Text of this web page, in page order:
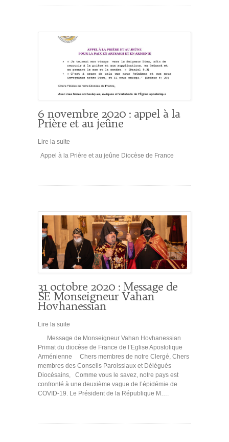
6 novembre 2020 : appel à la
Prière et au jeûne
Lire la suite
Appel à la Prière et au jeûne Diocèse de France
31 octobre 2020 : Message de
SE Monseigneur Vahan
Hovhanessian
Lire la suite
Message de Monseigneur Vahan Hovhanessian
Primat du diocèse de France de l’Eglise Apostolique
Arménienne Chers membres de notre Clergé, Chers
membres des Conseils Paroissiaux et Délégués
Diocésains, Comme vous le savez, notre pays est
confronté à une deuxième vague de l’épidémie de
COVID-19. Le Président de la République M….